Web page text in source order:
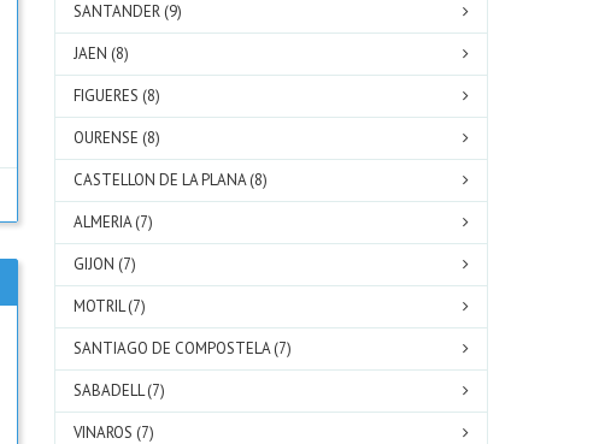
SANTANDER (9)
JAEN (8)
FIGUERES (8)
OURENSE (8)
CASTELLON DE LA PLANA (8)
ALMERIA (7)
GIJON (7)
MOTRIL (7)
SANTIAGO DE COMPOSTELA (7)
SABADELL (7)
VINAROS (7)